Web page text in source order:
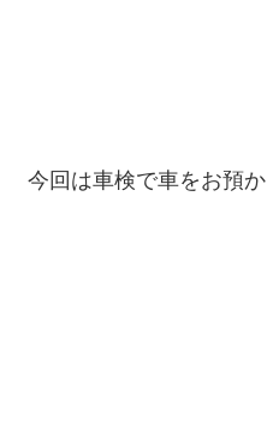
今回は車検で車をお預か